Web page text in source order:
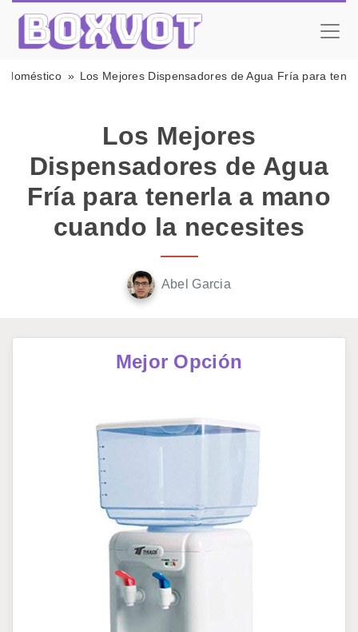
Los Mejores Dispensadores de Agua Fría para
Los Mejores
Dispensadores de Agua
Fría para tenerla a mano
cuando la necesites
Abel Garcia
Mejor Opción